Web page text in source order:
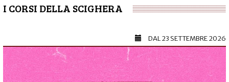
I CORSI DELLA SCIGHERA
DAL23 SETTEMBRE 2026